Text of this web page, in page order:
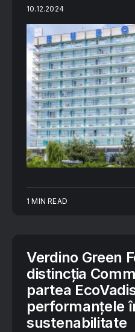
10.12.2024
1 MIN READ
Verdino Green
distincția
partea
performanțele
sustenabilitate